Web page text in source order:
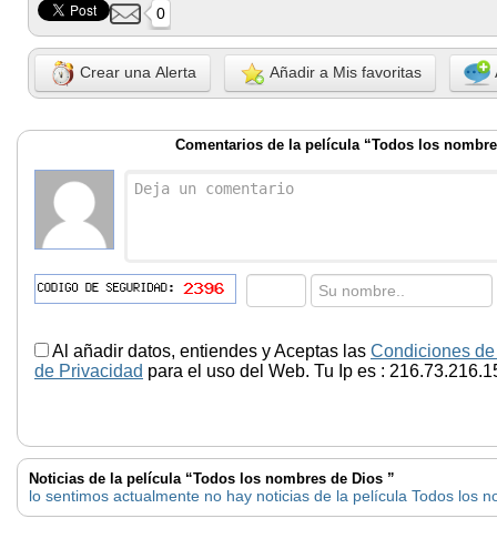
0
Crear una Alerta Añadir a Mis favoritas
Comentarios de la película “Todos los
Al añadir datos, entiendes y Aceptas las Condiciones
de Privacidad para el uso del Web. Tu Ip es :
Noticias de la película “Todos los nombres de Dios ”
lo sentimos actualmente no hay noticias de la película Todos los